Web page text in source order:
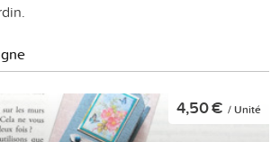
4,50 € / Unité